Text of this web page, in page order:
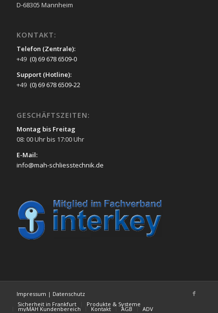
D-68305 Mannheim
KONTAKT:
Telefon (Zentrale):
+49 (0) 69 678 6509-0
Support (Hotline):
+49 (0) 69 678 6509-22
GESCHÄFTSZEITEN:
Montag bis Freitag
08: 00 Uhr bis 17:00 Uhr
E-Mail:
info@mah-schliesstechnik.de
Impressum | Datenschutz
Sicherheit in Frankfurt
Produkte & Systeme
myMAH Kundenbereich Kontakt AGB ADV